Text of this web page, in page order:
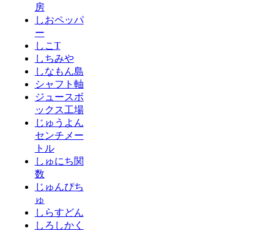
房
しおペッパ
ー
しこT
しちみや
しなもん島
シャフト軸
ジュースボ
ックス工場
じゅうよん
センチメー
トル
しゅにち関
数
じゅんぴち
ゅ
しらすどん
しろしかく